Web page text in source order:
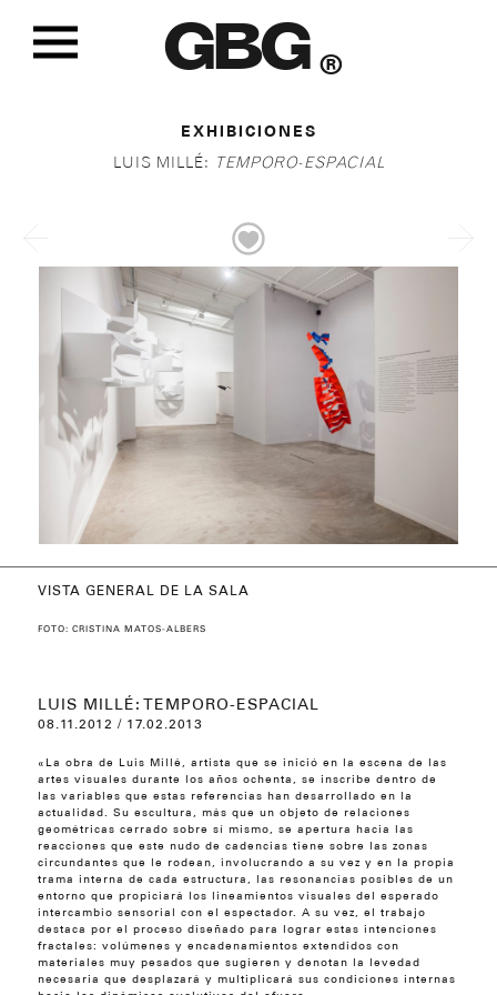
GBG ®
EXHIBICIONES
LUIS MILLÉ:
TEMPORO-ESPACIAL
VISTA GENERAL DE LA SALA
FOTO: CRISTINA MATOS-ALBERS
DE LA SERIE FLEXOCROMOS (LANDSCAPE),
VISTA GENERAL DE SALA
MIULTIATEMPORAL, 2012
MIULTIATEMPORAL (DETALLE), 2012
LUIS MILLÉ: TEMPORO-ESPACIAL
08.11.2012 / 17.02.2013
«La obra de Luis Millé, artista que se inició en la escena de las
artes visuales durante los años ochenta, se inscribe dentro de
las variables que estas referencias han desarrollado en la
actualidad. Su escultura, más que un objeto de relaciones
geométricas cerrado sobre sí mismo, se apertura hacia las
reacciones que este nudo de cadencias tiene sobre las zonas
circundantes que le rodean, involucrando a su vez y en la propia
trama interna de cada estructura, las resonancias posibles de un
entorno que propiciará los lineamientos visuales del esperado
intercambio sensorial con el espectador. A su vez, el trabajo
destaca por el proceso diseñado para lograr estas intenciones
fractales: volúmenes y encadenamientos extendidos con
materiales muy pesados que sugieren y denotan la levedad
necesaria que desplazará y multiplicará sus condiciones internas